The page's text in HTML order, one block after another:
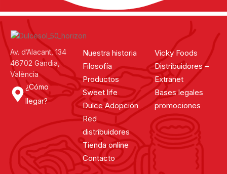
Av. d’Alacant, 134
46702 Gandia,
València
¿Cómo
llegar?
Nuestra historia
Filosofía
Productos
Sweet life
Dulce Adopción
Red
distribuidores
Tienda online
Contacto
Vicky Foods
Distribuidores –
Extranet
Bases legales
promociones